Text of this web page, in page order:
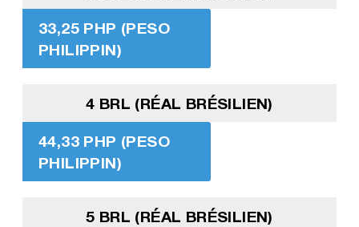
33,25 PHP (PESO
PHILIPPIN)
4 BRL (RÉAL BRÉSILIEN)
44,33 PHP (PESO
PHILIPPIN)
5 BRL (RÉAL BRÉSILIEN)